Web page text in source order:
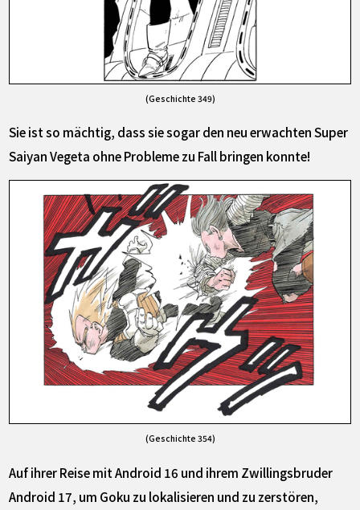
(Geschichte 349)
Sie ist so mächtig, dass sie sogar den neu erwachten Super
Saiyan Vegeta ohne Probleme zu Fall bringen konnte!
(Geschichte 354)
Auf ihrer Reise mit Android 16 und ihrem Zwillingsbruder
Android 17, um Goku zu lokalisieren und zu zerstören,